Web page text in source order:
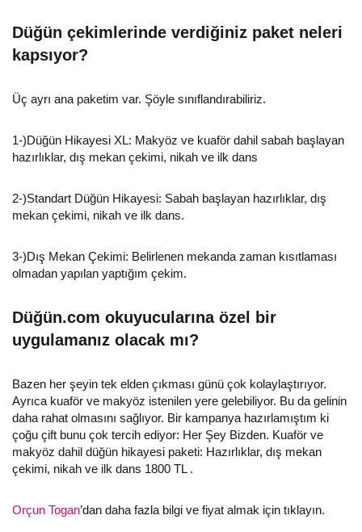
Düğün çekimlerinde verdiğiniz paket neleri
kapsıyor?
Üç ayrı ana paketim var. Şöyle sınıflandırabiliriz.
1-)Düğün Hikayesi XL: Makyöz ve kuaför dahil sabah başlayan
hazırlıklar, dış mekan çekimi, nikah ve ilk dans
2-)Standart Düğün Hikayesi: Sabah başlayan hazırlıklar, dış
mekan çekimi, nikah ve ilk dans.
3-)Dış Mekan Çekimi: Belirlenen mekanda zaman kısıtlaması
olmadan yapılan yaptığım çekim.
Düğün.com okuyucularına özel bir
uygulamanız olacak mı?
Bazen her şeyin tek elden çıkması günü çok kolaylaştırıyor.
Ayrıca kuaför ve makyöz istenilen yere gelebiliyor. Bu da gelinin
daha rahat olmasını sağlıyor. Bir kampanya hazırlamıştım ki
çoğu çift bunu çok tercih ediyor: Her Şey Bizden. Kuaför ve
makyöz dahil düğün hikayesi paketi: Hazırlıklar, dış mekan
çekimi, nikah ve ilk dans 1800 TL .
Orçun Togan’dan daha fazla bilgi ve fiyat almak için tıklayın.